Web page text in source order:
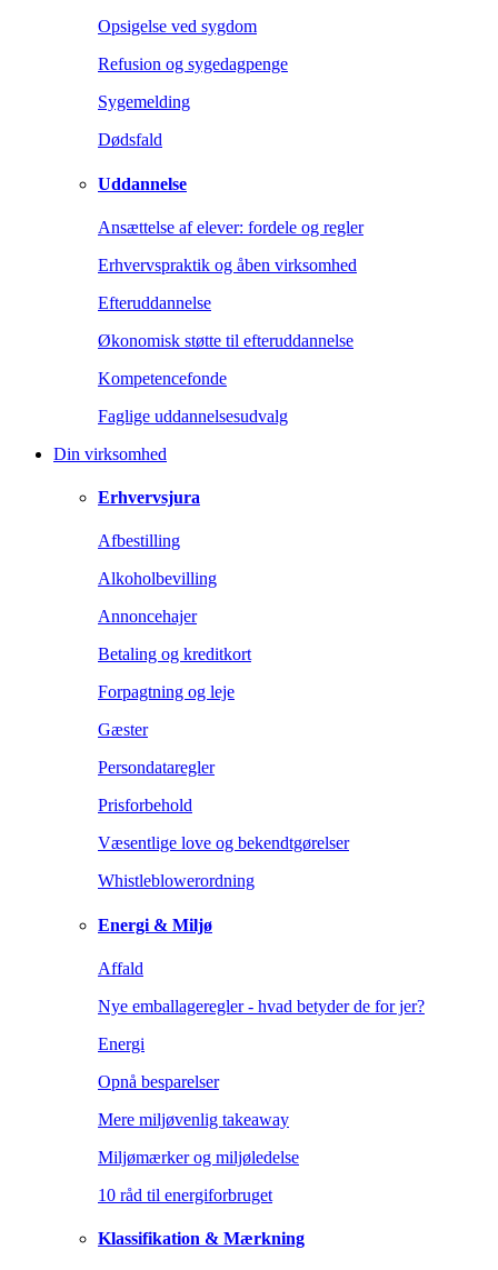
Opsigelse ved sygdom
Refusion og sygedagpenge
Sygemelding
Dødsfald
Uddannelse
Ansættelse af elever: fordele og regler
Erhvervspraktik og åben virksomhed
Efteruddannelse
Økonomisk støtte til efteruddannelse
Kompetencefonde
Faglige uddannelsesudvalg
Din virksomhed
Erhvervsjura
Afbestilling
Alkoholbevilling
Annoncehajer
Betaling og kreditkort
Forpagtning og leje
Gæster
Persondataregler
Prisforbehold
Væsentlige love og bekendtgørelser
Whistleblowerordning
Energi & Miljø
Affald
Nye emballageregler - hvad betyder de for jer?
Energi
Opnå besparelser
Mere miljøvenlig takeaway
Miljømærker og miljøledelse
10 råd til energiforbruget
Klassifikation & Mærkning